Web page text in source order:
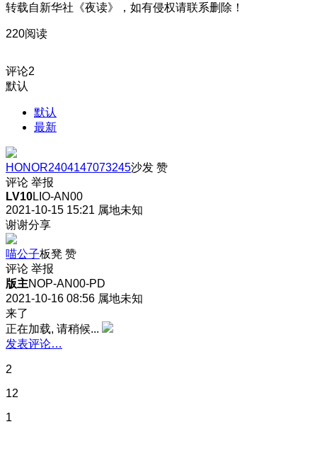
转载自新华社《夜读》，如有侵权请联系删除！
220阅读
评论2
默认
默认
最新
HONOR2404147073245沙发 赞
评论 举报
LV10LIO-AN00
2021-10-15 15:21 属地未知
谢谢分享
喵公子板凳 赞
评论 举报
版主NOP-AN00-PD
2021-10-16 08:56 属地未知
来了
正在加载, 请稍候...
发表评论…
2
12
1